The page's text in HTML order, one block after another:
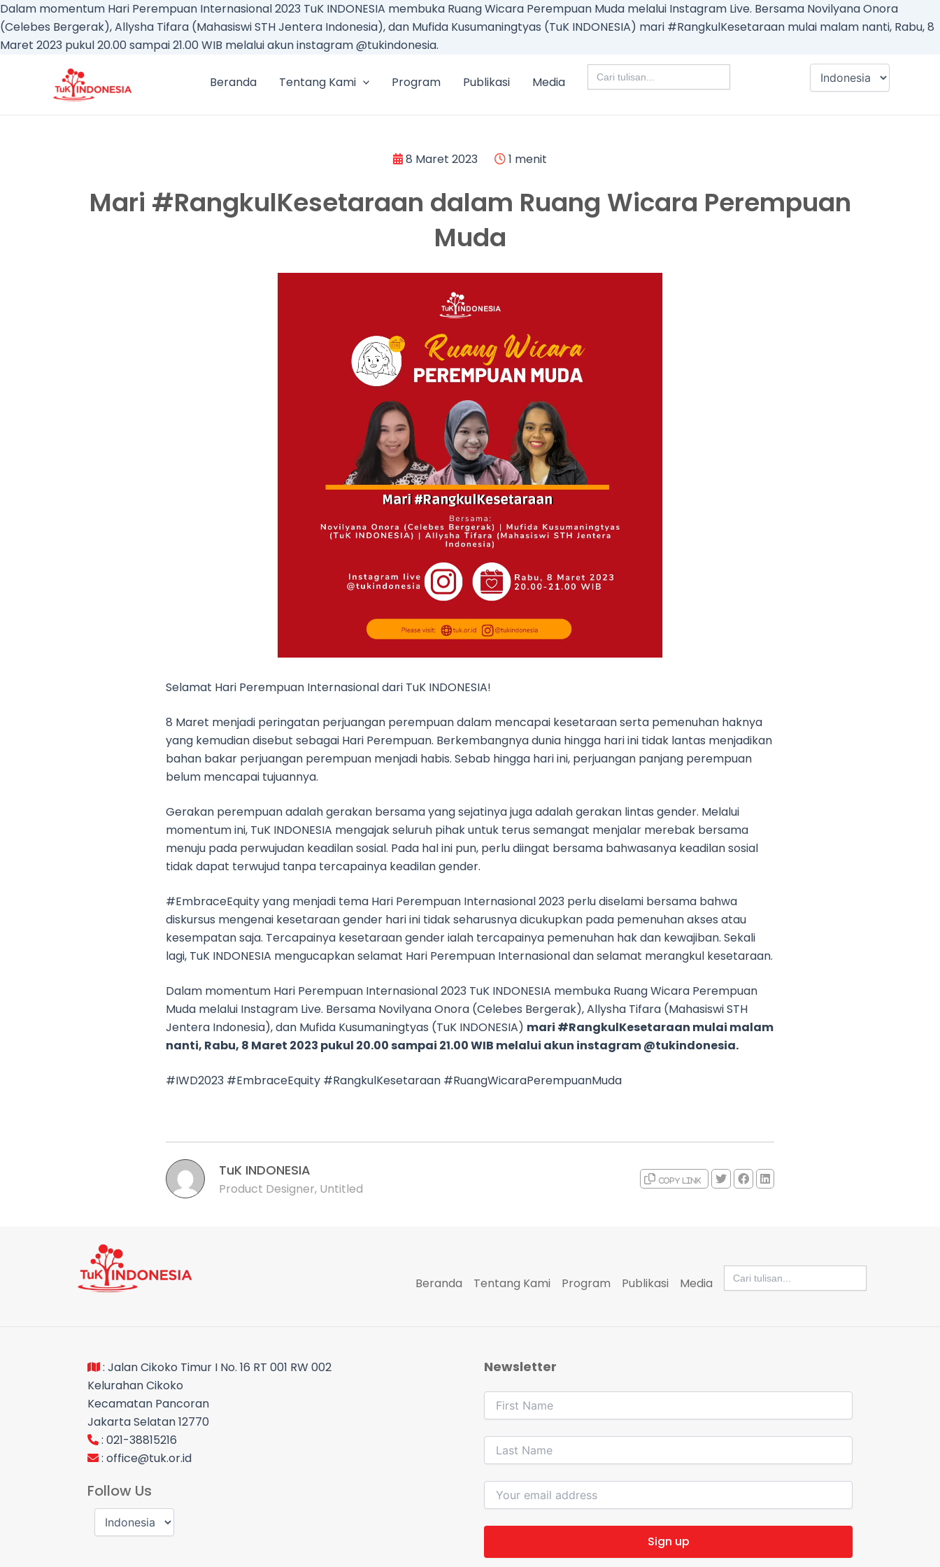
Dalam momentum Hari Perempuan Internasional 2023 TuK INDONESIA membuka Ruang Wicara Perempuan Muda melalui Instagram Live. Bersama Novilyana Onora
(Celebes Bergerak), Allysha Tifara (Mahasiswi STH Jentera Indonesia), dan Mufida Kusumaningtyas (TuK INDONESIA) mari #RangkulKesetaraan mulai malam nanti, Rabu, 8
Maret 2023 pukul 20.00 sampai 21.00 WIB melalui akun instagram @tukindonesia.
Lewati
ke
Beranda Tentang Kami Program Publikasi Media
Search
for:
8 Maret 2023 1 menit
Mari #RangkulKesetaraan dalam Ruang Wicara Perempuan
Muda
Selamat Hari Perempuan Internasional dari TuK INDONESIA!
8 Maret menjadi peringatan perjuangan perempuan dalam mencapai kesetaraan serta pemenuhan haknya
yang kemudian disebut sebagai Hari Perempuan. Berkembangnya dunia hingga hari ini tidak lantas menjadikan
bahan bakar perjuangan perempuan menjadi habis. Sebab hingga hari ini, perjuangan panjang perempuan
belum mencapai tujuannya.
Gerakan perempuan adalah gerakan bersama yang sejatinya juga adalah gerakan lintas gender. Melalui
momentum ini, TuK INDONESIA mengajak seluruh pihak untuk terus semangat menjalar merebak bersama
menuju pada perwujudan keadilan sosial. Pada hal ini pun, perlu diingat bersama bahwasanya keadilan sosial
tidak dapat terwujud tanpa tercapainya keadilan gender.
#EmbraceEquity yang menjadi tema Hari Perempuan Internasional 2023 perlu diselami bersama bahwa
diskursus mengenai kesetaraan gender hari ini tidak seharusnya dicukupkan pada pemenuhan akses atau
kesempatan saja. Tercapainya kesetaraan gender ialah tercapainya pemenuhan hak dan kewajiban. Sekali
lagi, TuK INDONESIA mengucapkan selamat Hari Perempuan Internasional dan selamat merangkul kesetaraan.
Dalam momentum Hari Perempuan Internasional 2023 TuK INDONESIA membuka Ruang Wicara Perempuan
Muda melalui Instagram Live. Bersama Novilyana Onora (Celebes Bergerak), Allysha Tifara (Mahasiswi STH
Jentera Indonesia), dan Mufida Kusumaningtyas (TuK INDONESIA) mari #RangkulKesetaraan mulai malam
nanti, Rabu, 8 Maret 2023 pukul 20.00 sampai 21.00 WIB melalui akun instagram @tukindonesia.
#IWD2023 #EmbraceEquity #RangkulKesetaraan #RuangWicaraPerempuanMuda
TuK INDONESIA
Product Designer, Untitled
Copy link
Beranda Tentang Kami Program Publikasi Media
Search
for:
: Jalan Cikoko Timur I No. 16 RT 001 RW 002
Kelurahan Cikoko
Kecamatan Pancoran
Jakarta Selatan 12770
: 021-38815216
: office@tuk.or.id
Follow Us
Newsletter